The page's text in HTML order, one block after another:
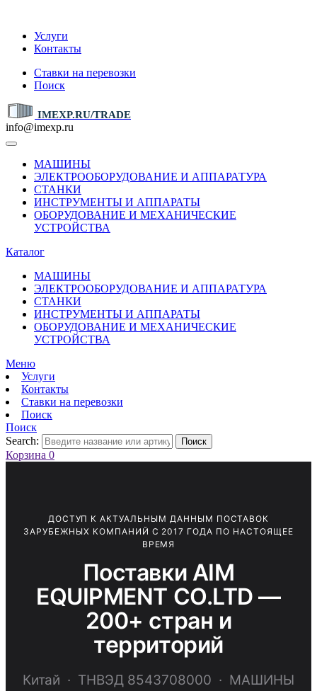
Услуги
Контакты
Ставки на перевозки
Поиск
IMEXP.RU/TRADE
info@imexp.ru
МАШИНЫ
ЭЛЕКТРООБОРУДОВАНИЕ И АППАРАТУРА
СТАНКИ
ИНСТРУМЕНТЫ И АППАРАТЫ
ОБОРУДОВАНИЕ И МЕХАНИЧЕСКИЕ
УСТРОЙСТВА
Каталог
МАШИНЫ
ЭЛЕКТРООБОРУДОВАНИЕ И АППАРАТУРА
СТАНКИ
ИНСТРУМЕНТЫ И АППАРАТЫ
ОБОРУДОВАНИЕ И МЕХАНИЧЕСКИЕ
УСТРОЙСТВА
Меню
Услуги
Контакты
Ставки на перевозки
Поиск
Поиск
Search:
Поиск
Корзина 0
ДОСТУП К АКТУАЛЬНЫМ ДАННЫМ ПОСТАВОК
ЗАРУБЕЖНЫХ КОМПАНИЙ С 2017 ГОДА ПО НАСТОЯЩЕЕ
ВРЕМЯ
Поставки AIM
EQUIPMENT CO.LTD —
200+ стран и
территорий
Китай · ТНВЭД 8543708000 · МАШИНЫ